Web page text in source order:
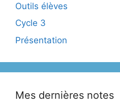
Outils élèves
Cycle 3
Présentation
Mes dernières notes